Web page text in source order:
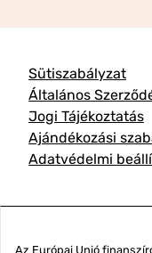
Sütiszabályzat
Általános
Jogi Tájékoztatás
Ajándékozási
Adatvédelmi
Az Európai Unió